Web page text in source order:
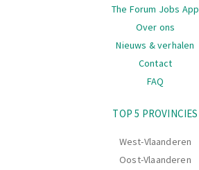
The Forum Jobs App
Over ons
Nieuws & verhalen
Contact
FAQ
TOP 5 PROVINCIES
West-Vlaanderen
Oost-Vlaanderen